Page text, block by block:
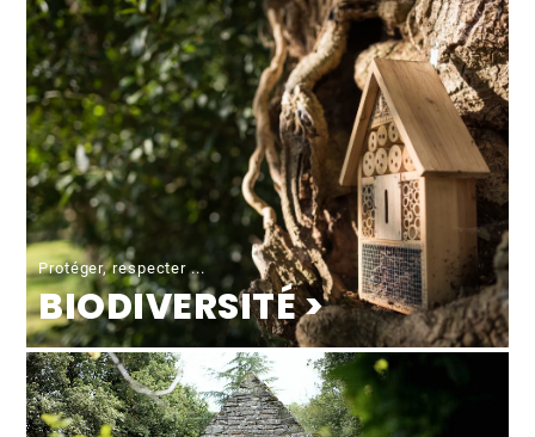
Protéger, respecter ...
BIODIVERSITÉ >